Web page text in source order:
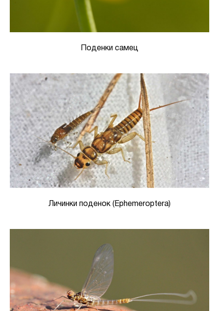
Поденки самец
Личинки поденок (Ephemeroptera)